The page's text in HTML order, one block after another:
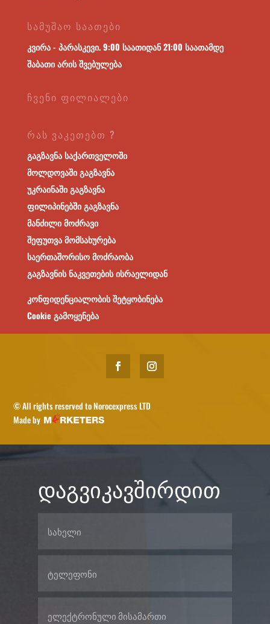
ᲡᲐᲛᲣᲨᲐᲝ ᲡᲐᲐᲗᲔᲑᲘ
კვირა - პარასკევი. 9:00 საათიდან 21:00 საათამდე
შაბათი არის შვებულება
ᲩᲕᲔᲜᲘ ᲤᲘᲚᲘᲐᲚᲔᲑᲘ
ᲠᲐᲡ ᲕᲐᲙᲔᲗᲔᲑᲗ ?
გაგზავნა საქართველოში
მოლდოვაში გაგზავნა
უკრაინაში გაგზავნა
ფილიპინებში გაგზავნა
მანძილი მოძრავი
შეფუთვა მომსახურება
საერთაშორისო მოძრაობა
გაგზავნის ნაკვეთების ისრაელიდან
კონფიდენციალობის შეტყობინება
Cookie გამოყენება
© All rights reserved to Norocexpress LTD
Made by
დაგვიკავშირდით